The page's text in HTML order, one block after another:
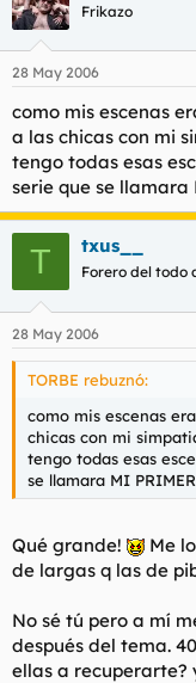
Frikazo
28 May 2006
como mis escenas
a las chicas con mi
tengo todas esas
serie que se llamara
T txus__
Forero del todo
28 May 2006
TORBE rebuznó:
como mis escenas
chicas con mi
tengo todas esas
se llamara MI
Qué grande!
Me
de largas q las de
No sé tú pero a mí
después del tema.
ellas a recuperarte?